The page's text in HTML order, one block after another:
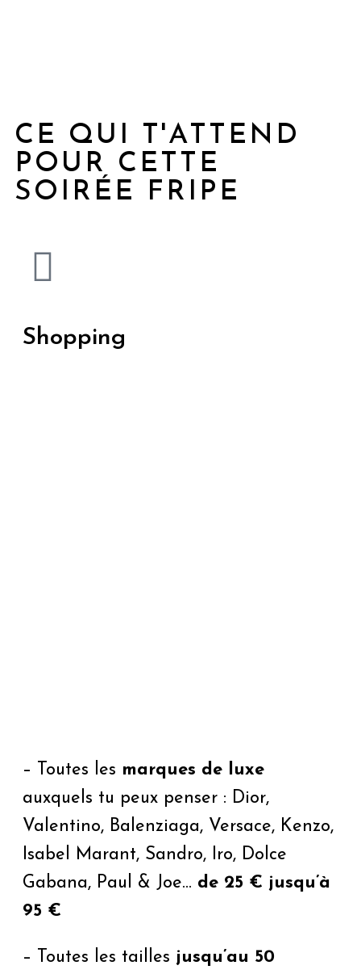
CE QUI T'ATTEND
POUR CETTE
SOIRÉE FRIPE
Shopping
– Toutes les marques de luxe
auxquels tu peux penser : Dior,
Valentino, Balenziaga, Versace, Kenzo,
Isabel Marant, Sandro, Iro, Dolce
Gabana, Paul & Joe… de 25 € jusqu’à
95 €
– Toutes les tailles jusqu’au 50